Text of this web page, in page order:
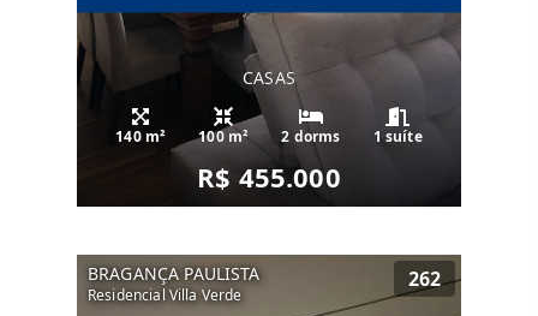
CASAS
140 m² 100 m² 2 dorms 1 suíte
R$ 455.000
BRAGANÇA PAULISTA
Residencial Villa Verde
262